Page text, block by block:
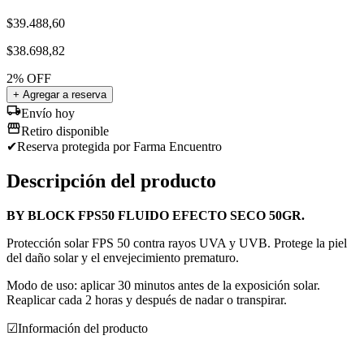
$39.488,60
$38.698,82
2% OFF
+ Agregar a reserva
Envío hoy
Retiro disponible
✔Reserva protegida por Farma Encuentro
Descripción del producto
BY BLOCK FPS50 FLUIDO EFECTO SECO 50GR.
Protección solar FPS 50 contra rayos UVA y UVB. Protege la piel
del daño solar y el envejecimiento prematuro.
Modo de uso: aplicar 30 minutos antes de la exposición solar.
Reaplicar cada 2 horas y después de nadar o transpirar.
☑Información del producto